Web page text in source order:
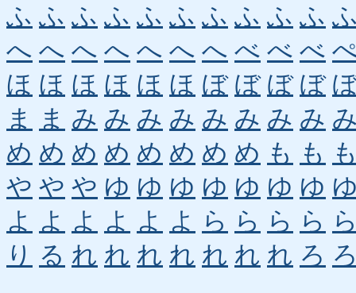
ふ ふ ふ ふ ふ ふ ふ ふ ふ ふ
へ へ へ へ へ へ へ べ べ べ
ほ ほ ほ ほ ほ ほ ぼ ぼ ぼ ぼ
ま
ま み み み み み み み み
め め め め め め め め も も
や や や ゆ ゆ ゆ ゆ ゆ ゆ ゆ
よ よ よ よ よ よ ら ら ら ら
り る れ れ れ れ れ れ れ ろ